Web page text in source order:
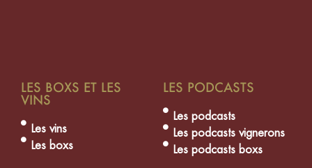
LES BOXS ET LES
VINS
Les vins
Les boxs
LES PODCASTS
Les podcasts
Les podcasts vignerons
Les podcasts boxs